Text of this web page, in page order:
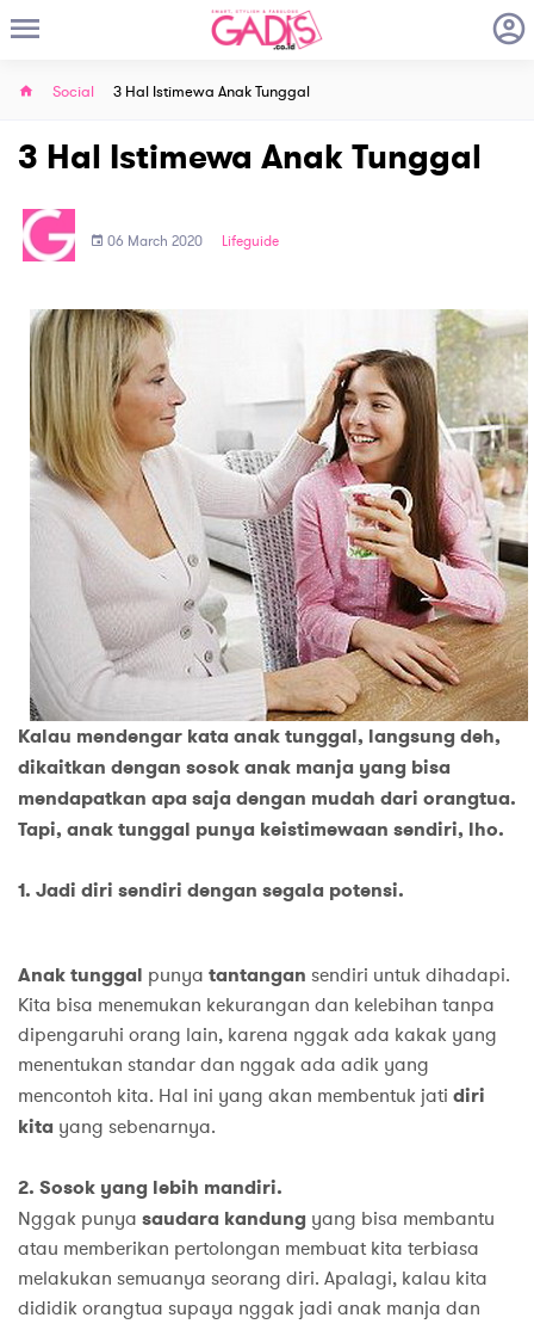
Social 3 Hal Istimewa Anak Tunggal
3 Hal Istimewa Anak Tunggal
06 March 2020 Lifeguide
Kalau mendengar kata anak tunggal, langsung deh,
dikaitkan dengan sosok anak manja yang bisa
mendapatkan apa saja dengan mudah dari orangtua.
Tapi, anak tunggal punya keistimewaan sendiri, lho.
1. Jadi diri sendiri dengan segala potensi.
Anak tunggal punya tantangan sendiri untuk dihadapi.
Kita bisa menemukan kekurangan dan kelebihan tanpa
dipengaruhi orang lain, karena nggak ada kakak yang
menentukan standar dan nggak ada adik yang
mencontoh kita. Hal ini yang akan membentuk jati diri
kita yang sebenarnya.
2. Sosok yang lebih mandiri.
Nggak punya saudara kandung yang bisa membantu
atau memberikan pertolongan membuat kita terbiasa
melakukan semuanya seorang diri. Apalagi, kalau kita
dididik orangtua supaya nggak jadi anak manja dan